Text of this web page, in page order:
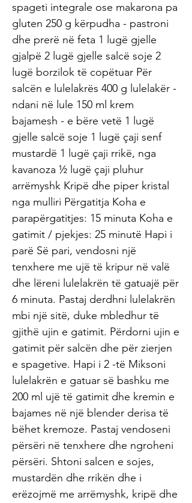
spageti integrale ose makarona pa
gluten 250 g kërpudha - pastroni
dhe prerë në feta 1 lugë gjelle
gjalpë 2 lugë gjelle salcë soje 2
lugë borzilok të copëtuar Për
salcën e lulelakrës 400 g lulelakër -
ndani në lule 150 ml krem ​​
bajamesh - e bëre vetë 1 lugë
gjelle salcë soje 1 lugë çaji senf
mustardë 1 lugë çaji rrikë, nga
kavanoza ½ lugë çaji pluhur
arrëmyshk Kripë dhe piper kristal
nga mulliri Përgatitja Koha e
parapërgatitjes: 15 minuta Koha e
gatimit / pjekjes: 25 minutë Hapi i
parë Së pari, vendosni një
tenxhere me ujë të kripur në valë
dhe lëreni lulelakrën të gatuajë për
6 minuta. Pastaj derdhni lulelakrën
mbi një sitë, duke mbledhur të
gjithë ujin e gatimit. Përdorni ujin e
gatimit për salcën dhe për zierjen
e spagetive. Hapi i 2 -të Miksoni
lulelakrën e gatuar së bashku me
200 ml ujë të gatimit dhe kremin e
bajames në një blender derisa të
bëhet kremoze. Pastaj vendoseni
përsëri në tenxhere dhe ngroheni
përsëri. Shtoni salcen e sojes,
mustardën dhe rrikën dhe i
erëzojmë me arrëmyshk, kripë dhe